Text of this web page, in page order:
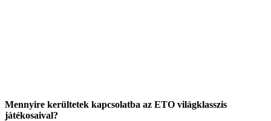
Mennyire kerültetek kapcsolatba az ETO világklasszis
játékosaival?